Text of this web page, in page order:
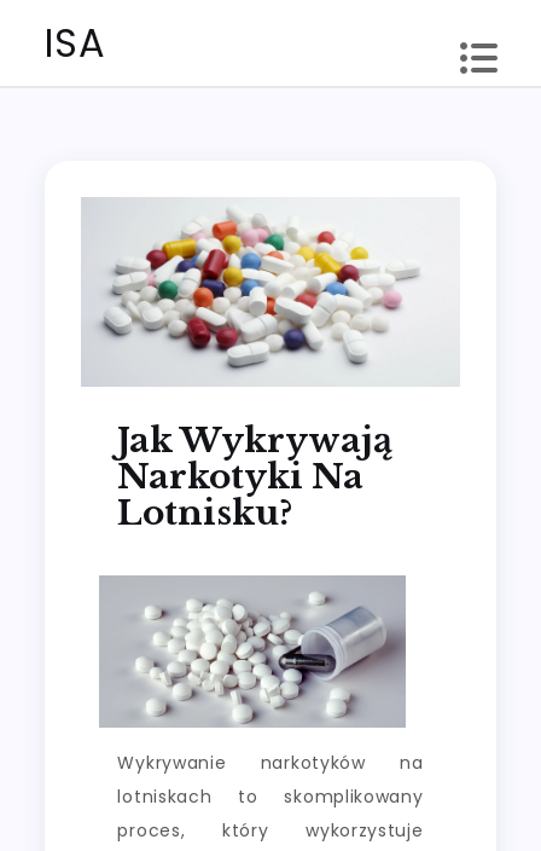
ISA
Jak Wykrywają
Narkotyki Na
Lotnisku?
Wykrywanie narkotyków na
lotniskach to skomplikowany
proces, który wykorzystuje